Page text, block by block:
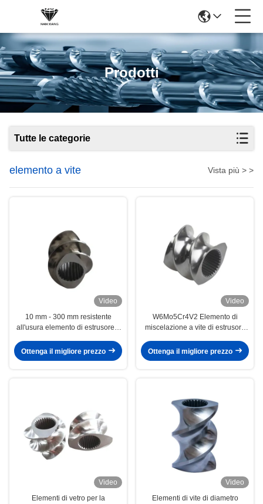
Prodotti
Tutte le categorie
elemento a vite Vista più > >
Video
10 mm - 300 mm resistente
all'usura elemento di estrusore a
Ottenga il migliore prezzo
Video
W6Mo5Cr4V2 Elemento di
miscelazione a vite di estrusore
lavorazione della gomma
Ottenga il migliore prezzo
Video
Elementi di vetro per la
Video
Elementi di vite di diametro